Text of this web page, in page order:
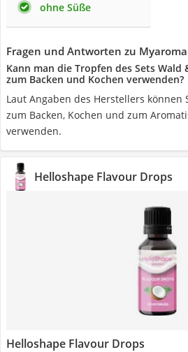
ohne Süße
Fragen und Antworten zu Myaroma
Kann man die Tropfen des Sets Wald
zum Backen und Kochen verwenden?
Laut Angaben des Herstellers können
zum Backen, Kochen und zum
verwenden.
Helloshape Flavour Drops
Helloshape Flavour Drops